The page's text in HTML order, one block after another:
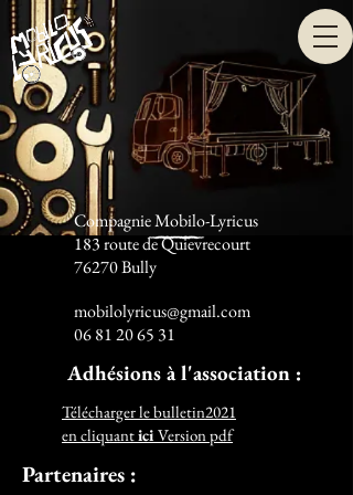
Compagnie Mobilo-Lyricus
183 route de Quievrecourt
76270 Bully
mobilolyricus@gmail.com
06 81 20 65 31
Adhésions à l'association :
Télécharger le bulletin2021
en cliquantici Version pdf
Partenaires :